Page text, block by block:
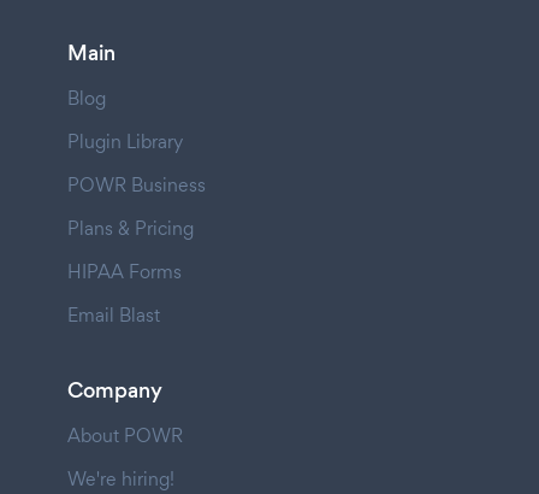
Main
Blog
Plugin Library
POWR Business
Plans & Pricing
HIPAA Forms
Email Blast
Company
About POWR
We're hiring!